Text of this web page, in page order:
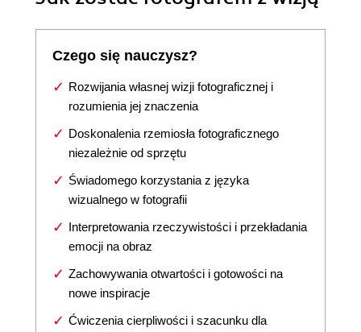
Czego się nauczysz?
Rozwijania własnej wizji fotograficznej i
rozumienia jej znaczenia
Doskonalenia rzemiosła fotograficznego
niezależnie od sprzętu
Świadomego korzystania z języka
wizualnego w fotografii
Interpretowania rzeczywistości i przekładania
emocji na obraz
Zachowywania otwartości i gotowości na
nowe inspiracje
Ćwiczenia cierpliwości i szacunku dla